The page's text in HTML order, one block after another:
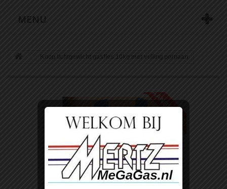
MENU
Koop lichtgewicht gasfles 10kg met vulling porpaan
AANBIEDING!